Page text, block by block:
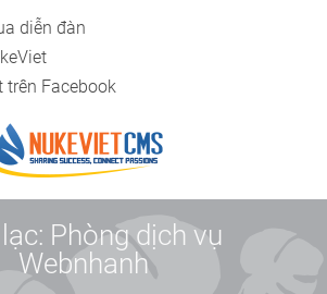
diễn đàn
trên Facebook
Phòng dịch vụ
Webnhanh